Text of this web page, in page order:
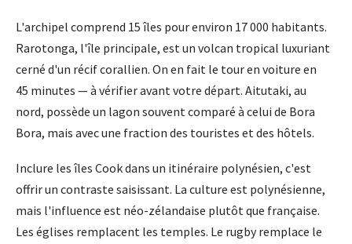
L'archipel comprend 15 îles pour environ 17 000 habitants.
Rarotonga, l'île principale, est un volcan tropical luxuriant
cerné d'un récif corallien. On en fait le tour en voiture en
45 minutes — à vérifier avant votre départ. Aitutaki, au
nord, possède un lagon souvent comparé à celui de Bora
Bora, mais avec une fraction des touristes et des hôtels.
Inclure les îles Cook dans un itinéraire polynésien, c'est
offrir un contraste saisissant. La culture est polynésienne,
mais l'influence est néo-zélandaise plutôt que française.
Les églises remplacent les temples. Le rugby remplace le